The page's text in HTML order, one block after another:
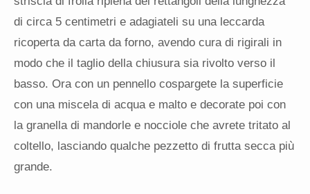
di circa 5 centimetri e adagiateli su una leccarda
ricoperta da carta da forno, avendo cura di rigirali in
modo che il taglio della chiusura sia rivolto verso il
basso. Ora con un pennello cospargete la superficie
con una miscela di acqua e malto e decorate poi con
la granella di mandorle e nocciole che avrete tritato al
coltello, lasciando qualche pezzetto di frutta secca più
grande.